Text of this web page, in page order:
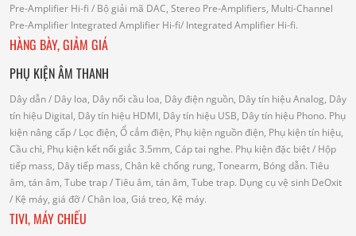
Pre-Amplifier Hi-fi / Bộ giải mã DAC, Stereo Pre-Amplifiers, Multi-Channel
Pre-Amplifier Integrated Amplifier Hi-fi/ Integrated Amplifier Hi-fi.
HÀNG BÀY, GIẢM GIÁ
PHỤ KIỆN ÂM THANH
Dây dẫn/ Dây loa, Dây nối cầu loa, Dây điện nguồn, Dây tín hiệu Analog, Dây
tín hiệu Digital, Dây tín hiệu HDMI, Dây tín hiệu USB, Dây tín hiệu Phono. Phụ
kiện nâng cấp/ Lọc điện, Ổ cắm điện, Phụ kiện nguồn điện, Phụ kiện tín hiệu,
Cầu chì, Phụ kiện kết nối giắc 3.5mm, Cáp tai nghe. Phụ kiện đặc biệt/ Hộp
tiếp mass, Dây tiếp mass, Chân kê chống rung, Tonearm, Bóng dẫn. Tiêu
âm, tán âm, Tube trap/ Tiêu âm, tán âm, Tube trap. Dụng cụ vệ sinh DeOxit
/ Kệ máy, giá đỡ/ Chân loa, Giá treo, Kệ máy.
TIVI, MÁY CHIẾU